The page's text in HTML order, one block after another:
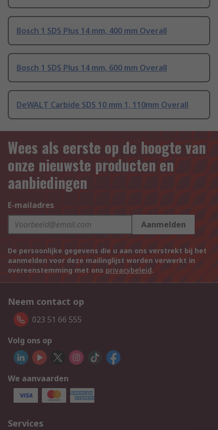
Bosch 1 SDS Plus 14 mm, 400 mm Overall
Bosch 1 SDS Plus 14 mm, 600 mm Overall
DeWALT Carbide SDS 10 mm 1, 110mm Overall
Wees als eerste op de hoogte van
onze nieuwste producten en
aanbiedingen
E-mailadres
Aanmelden
De persoonlijke gegevens die u aan ons verstrekt bij het
aanmelden voor deze mailinglijst worden verwerkt in
overeenstemming met ons privacybeleid.
Neem contact op
023 51 66 555
Volg ons op
We aanvaarden
Services